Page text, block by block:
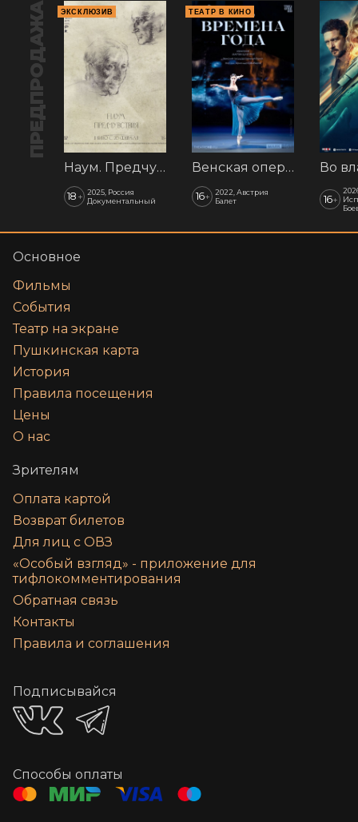
ПРЕДПРОДАЖА ЭКСКЛЮЗИВ
Наум. Предчувствия
18 + 2025, Россия
Документальный
ТЕАТР В КИНО
Венская опера: Времена года
16+
2022, Австрия
Балет
16+
Основное
Фильмы
События
Театр на экране
Пушкинская карта
История
Правила посещения
Цены
О нас
Зрителям
Оплата картой
Возврат билетов
Для лиц с ОВЗ
«‎Особый взгляд» - приложение для
тифлокомментирования
Обратная связь
Контакты
Правила и соглашения
Подписывайся
Способы оплаты